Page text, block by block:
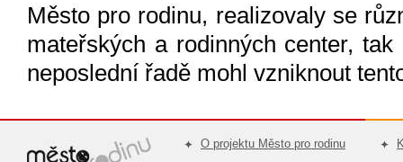
Město pro rodinu, realizovaly se
mateřských a rodinných center,
neposlední řadě mohl vzniknout
O projektu Město pro rodinu